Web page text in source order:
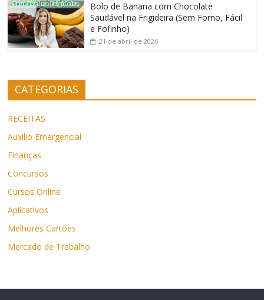
Bolo de Banana com Chocolate
Saudável na Frigideira (Sem Forno, Fácil
e Fofinho)
21 de abril de 2026
CATEGORIAS
RECEITAS
Auxilio Emergencial
Finanças
Concursos
Cursos Online
Aplicativos
Melhores Cartões
Mercado de Trabalho